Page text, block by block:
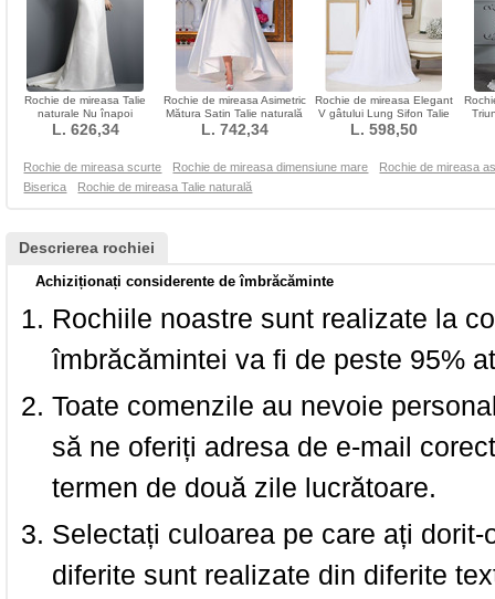
Rochie de mireasa Talie
naturale Nu înapoi
Dreptunghi Fildeş
L. 626,34
Rochie de mireasa Asimetric
Mătura Satin Talie naturală
Fermoar
L. 742,34
Rochie de mireasa Elegant
V gâtului Lung Sifon Talie
imperiu
L. 598,50
Rochie de mireasa scurte Rochie de mireasa dimensiune mare
Rochie de mireasa
Biserica
Rochie de mireasa Talie naturală
Descrierea rochiei
Achiziționați considerente de îmbrăcăminte
Rochiile noastre sunt realizate la
îmbrăcămintei va fi de peste 95%
Toate comenzile au nevoie
să ne oferiți adresa de e-mail
termen de două zile lucrătoare.
Selectați culoarea pe care ați
diferite sunt realizate din diferite